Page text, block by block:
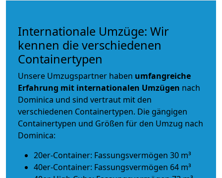
Internationale Umzüge: Wir
kennen die verschiedenen
Containertypen
Unsere Umzugspartner haben umfangreiche
Erfahrung mit internationalen Umzügen nach
Dominica und sind vertraut mit den
verschiedenen Containertypen. Die gängigen
Containertypen und Größen für den Umzug nach
Dominica:
20er-Container: Fassungsvermögen 30 m³
40er-Container: Fassungsvermögen 64 m³